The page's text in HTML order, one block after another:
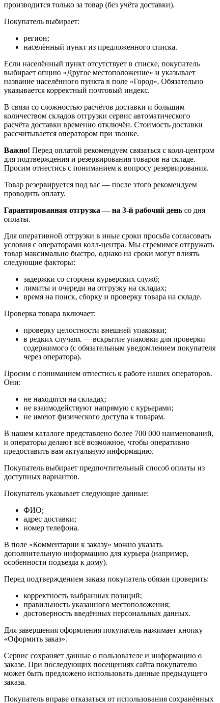
производится только за товар (без учёта доставки).
Покупатель выбирает:
регион;
населённый пункт из предложенного списка.
Если населённый пункт отсутствует в списке, покупатель
выбирает опцию «Другое местоположение» и указывает
название населённого пункта в поле «Город». Обязательно
указывается корректный почтовый индекс.
В связи со сложностью расчётов доставки и большим
количеством складов отгрузки сервис автоматического
расчёта доставки временно отключён. Стоимость доставки
рассчитывается оператором при звонке.
Важно! Перед оплатой рекомендуем связаться с колл‑центром
для подтверждения и резервирования товаров на складе.
Просим отнестись с пониманием к вопросу резервирования.
Товар резервируется под вас — после этого рекомендуем
проводить оплату.
Гарантированная отгрузка — на 3‑й рабочий день со дня
оплаты.
Для оперативной отгрузки в иные сроки просьба согласовать
условия с операторами колл‑центра. Мы стремимся отгружать
товар максимально быстро, однако на сроки могут влиять
следующие факторы:
задержки со стороны курьерских служб;
лимиты и очереди на отгрузку на складах;
время на поиск, сборку и проверку товара на складе.
Проверка товара включает:
проверку целостности внешней упаковки;
в редких случаях — вскрытие упаковки для проверки
содержимого (с обязательным уведомлением покупателя
через оператора).
Просим с пониманием отнестись к работе наших операторов.
Они:
не находятся на складах;
не взаимодействуют напрямую с курьерами;
не имеют физического доступа к товарам.
В нашем каталоге представлено более 700 000 наименований,
и операторы делают всё возможное, чтобы оперативно
предоставить вам актуальную информацию.
Покупатель выбирает предпочтительный способ оплаты из
доступных вариантов.
Покупатель указывает следующие данные:
ФИО;
адрес доставки;
номер телефона.
В поле «Комментарии к заказу» можно указать
дополнительную информацию для курьера (например,
особенности подъезда к дому).
Перед подтверждением заказа покупатель обязан проверить:
корректность выбранных позиций;
правильность указанного местоположения;
достоверность введённых персональных данных.
Для завершения оформления покупатель нажимает кнопку
«Оформить заказ».
Сервис сохраняет данные о пользователе и информацию о
заказе. При последующих посещениях сайта покупателю
может быть предложено использовать данные предыдущего
заказа.
Покупатель вправе отказаться от использования сохранённых